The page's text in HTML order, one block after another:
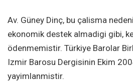
Av. Güney Dinç, bu çalisma
ekonomik destek almadigi gibi,
ödenmemistir. Türkiye Barolar
Izmir Barosu Dergisinin Ekim
yayimlanmistir.